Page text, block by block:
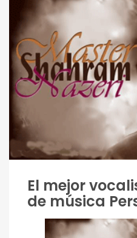
El mejor
de música